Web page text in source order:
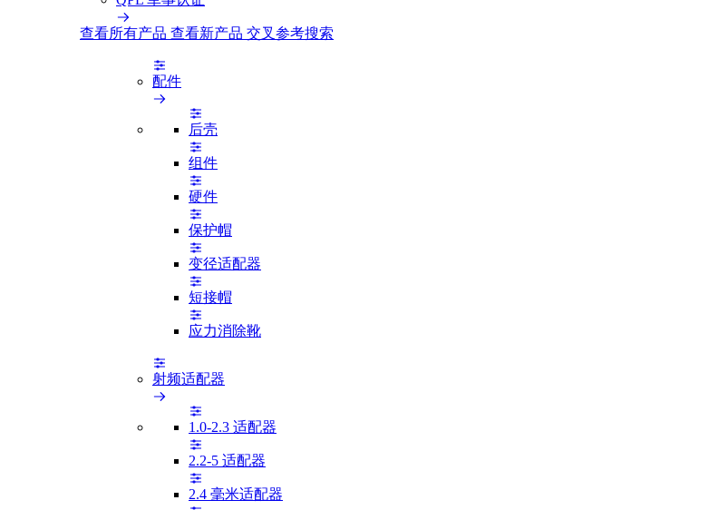
查看所有产品 查看新产品 交叉参考搜索
配件
后壳
组件
硬件
保护帽
变径适配器
短接帽
应力消除靴
射频适配器
1.0-2.3 适配器
2.2-5 适配器
2.4 毫米适配器